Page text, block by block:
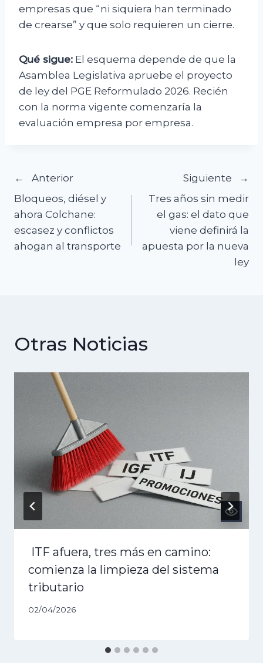
empresas que “ni siquiera han terminado
de crearse” y que solo requieren un cierre.
Qué sigue: El esquema depende de que la
Asamblea Legislativa apruebe el proyecto
de ley del PGE Reformulado 2026. Recién
con la norma vigente comenzaría la
evaluación empresa por empresa.
Navegación
de
entradas
Anterior
Bloqueos, diésel y
ahora Colchane:
escasez y conflictos
ahogan al transporte
Siguiente
Tres años sin medir
el gas: el dato que
viene definirá la
apuesta por la nueva
ley
Otras Noticias
ITF afuera, tres más en camino:
comienza la limpieza del sistema
tributario
02/04/2026